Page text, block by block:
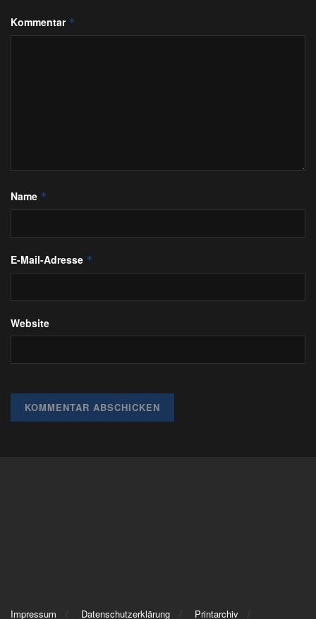
Kommentar *
Name *
E-Mail-Adresse *
Website
Impressum Datenschutzerklärung Printarchiv